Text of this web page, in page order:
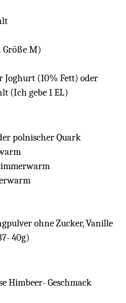
Größe M)
Joghurt (10% Fett) oder
(Ich gebe 1 EL)
polnischer Quark
ohne Zucker, Vanille
40g)
Himbeer- Geschmack